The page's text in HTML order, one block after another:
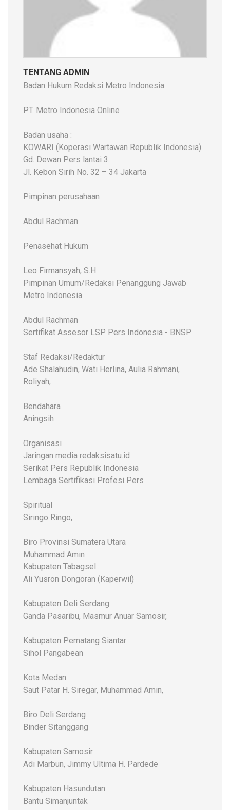
TENTANG ADMIN
Badan Hukum Redaksi Metro Indonesia
PT. Metro Indonesia Online
Badan usaha :
KOWARI (Koperasi Wartawan Republik Indonesia)
Gd. Dewan Pers lantai 3.
Jl. Kebon Sirih No. 32 – 34 Jakarta
Pimpinan perusahaan
Abdul Rachman
Penasehat Hukum
Leo Firmansyah, S.H
Pimpinan Umum/Redaksi Penanggung Jawab
Metro Indonesia
Abdul Rachman
Sertifikat Assesor LSP Pers Indonesia - BNSP
Staf Redaksi/Redaktur
Ade Shalahudin, Wati Herlina, Aulia Rahmani,
Roliyah,
Bendahara
Aningsih
Organisasi
Jaringan media redaksisatu.id
Serikat Pers Republik Indonesia
Lembaga Sertifikasi Profesi Pers
Spiritual
Siringo Ringo,
Biro Provinsi Sumatera Utara
Muhammad Amin
Kabupaten Tabagsel :
Ali Yusron Dongoran (Kaperwil)
Kabupaten Deli Serdang
Ganda Pasaribu, Masmur Anuar Samosir,
Kabupaten Pematang Siantar
Sihol Pangabean
Kota Medan
Saut Patar H. Siregar, Muhammad Amin,
Biro Deli Serdang
Binder Sitanggang
Kabupaten Samosir
Adi Marbun, Jimmy Ultima H. Pardede
Kabupaten Hasundutan
Bantu Simanjuntak